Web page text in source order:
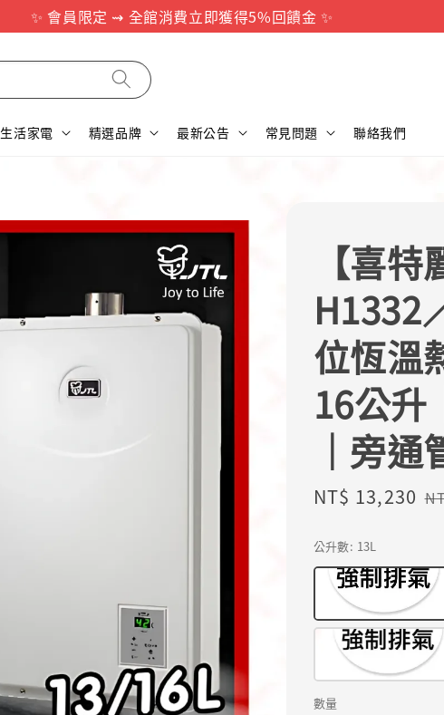
✨ 會員限定 ⇝ 全館消費立即獲得5%回饋金 ✨
生活家電 精選品牌 最新公告 常見問題 聯絡我們
【喜
H1332
位恆溫
16公升
｜旁
Sale
NT$ 13,230
公升數: 13L
數量